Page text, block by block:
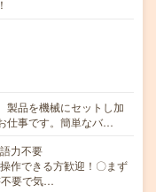
製品を機械にセットし加
仕事です。簡単なバ…
力不要
作できる方歓迎！〇まず
不要で気…